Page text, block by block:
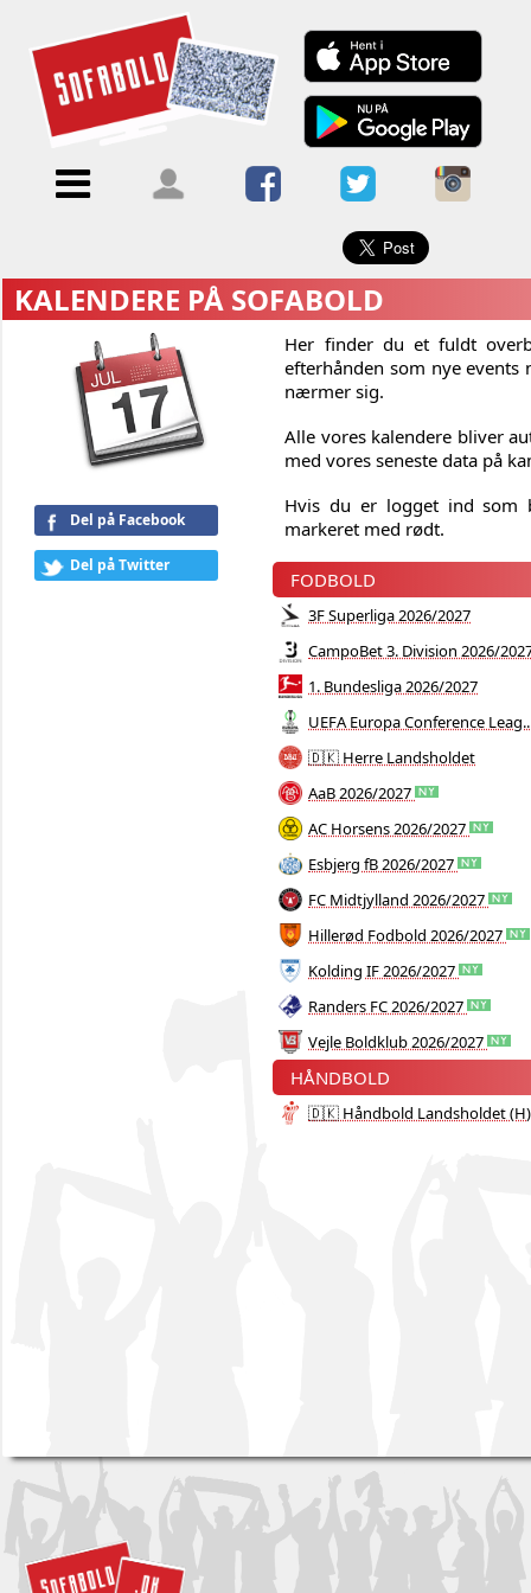
Menu
ForsideKalendere
Blogs
Om
Sofabold
Kontaktbruger
×
KALENDERE PÅ SOFABOLD
Del på Facebook
Del på Twitter
Her finder du et fuldt
efterhånden som nye
nærmer sig.
Alle vores kalendere bliver
med vores seneste data på
Hvis du er logget ind som
markeret med rødt.
FODBOLD
3F Superliga 2026/2027
CampoBet 3. Division 2026/
1. Bundesliga 2026/2027
UEFA Europa Conference
🇩🇰 Herre Landsholdet
AaB 2026/2027
AC Horsens 2026/2027
Esbjerg fB 2026/2027
FC Midtjylland 2026/2027
Hillerød Fodbold 2026/2027
Kolding IF 2026/2027
Randers FC 2026/2027
Vejle Boldklub 2026/2027
HÅNDBOLD
🇩🇰 Håndbold Landsholdet (H)